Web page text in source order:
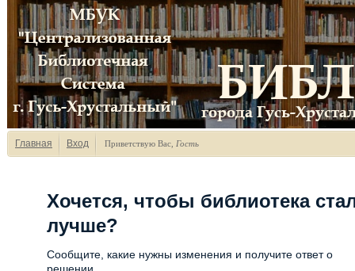
Главная Вход Приветствую Вас Гость
Хочется, чтобы библиотека
лучше?
Сообщите, какие нужны изменения и получите ответ о